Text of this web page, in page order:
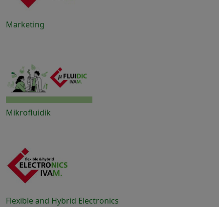
Marketing
Mikrofluidik
Flexible and Hybrid Electronics